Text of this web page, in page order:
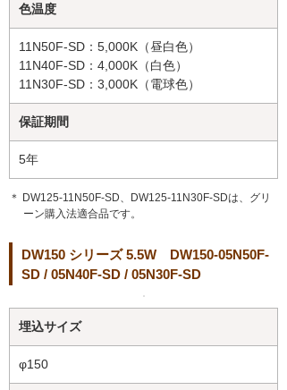
色温度
11N50F-SD：5,000K（昼白色）
11N40F-SD：4,000K（白色）
11N30F-SD：3,000K（電球色）
保証期間
5年
＊ DW125-11N50F-SD、DW125-11N30F-SDは、グリ
ーン購入法適合品です。
DW150 シリーズ 5.5W DW150-05N50F-
SD / 05N40F-SD / 05N30F-SD
埋込サイズ
φ150